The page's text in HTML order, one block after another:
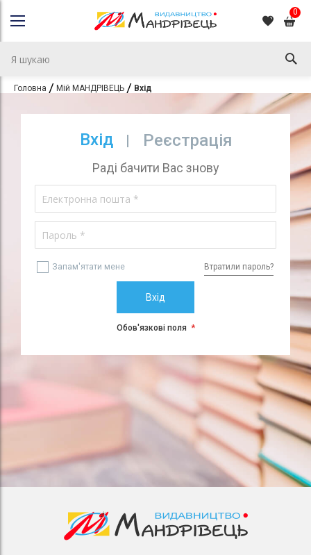
0
Головна Мій МАНДРІВЕЦЬ Вхід
Вхід Реєстрація
Раді бачити Вас знову
Запам'ятати мене Втратили пароль?
Вхід
Обов'язкові поля